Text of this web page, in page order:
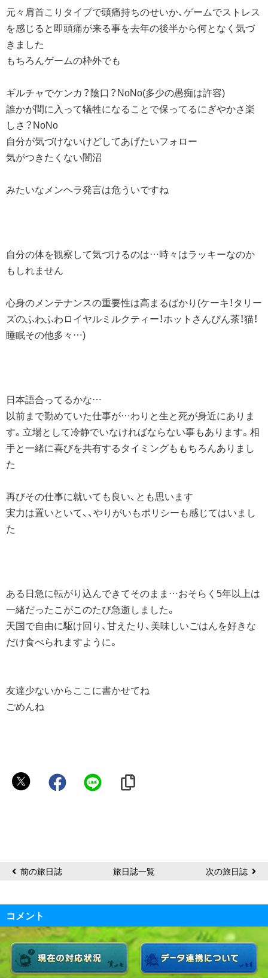
元々肩首こりタイプで頭痛持ちのせいか、ゲームでストレス
を感じると即頭痛が来る事を去年の後半から何となく気づ
きました
もちろんゲームの枠外でも
ギルチャでケンカ？陰口？NoNo(多少の愚痴は許容)
誰かが間に入って犠牲になることで保ってるにぎやかさ楽
しさ？NoNo
自分が気づけないけどしてあげたいフォロー
気がつきたくない闇沼
みたいなメンヘラ発言は危ういですね
自分の体を観察して気づけるのは…時々はラッキーなのか
もしれません
心身のメンテナンスの重要性は高まるばかり(ケーキ！タリー
ズのふわふわロイヤルミルクティー！ホットさんぴん茶！猫！
睡眠その他多々…)
日本語合ってるかな…
以前まで勤めていた仕事が…わりと生と死が身近にありま
す。立場として冷静でいなければならない事もあります。相
手と一緒に喜びを共有するタイミングももちろんありまし
た
再びその仕事に就いても良い、とも思います
実力は置いといて、、やりがいもポリシーも感じてはいまし
た
ある日急に転がり込んできてそのまま…おそらく5年以上は
一緒だったこがこのたび急逝しました。
天国で自由に駆け回り、甘えたり、美味しいごはんを好きな
だけ食べられますように。
友達少ないからここに書かせてね
ごめんね
そ
前の旅日誌 旅日誌一覧 次の旅日誌
コメント